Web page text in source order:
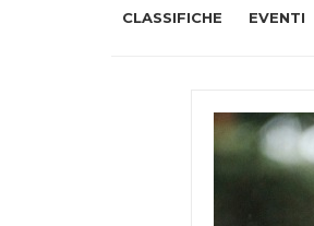
CLASSIFICHE EVENTI